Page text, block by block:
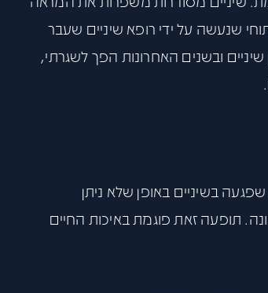
שנעשה על ידי רופא שיניים שעבר
ובשנים האחרונות הפך לשגרתי,
בשיניים באופן שלא ניתן
תופעה זאת פוגמת באיכות החיים